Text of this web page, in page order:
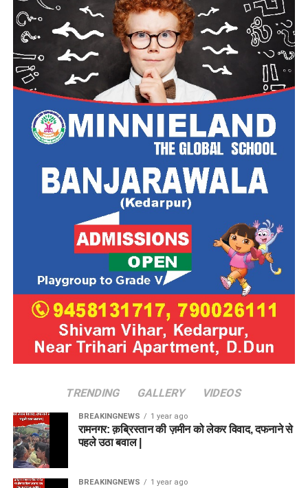
TRENDING GALLERY VIDEOS
BREAKINGNEWS 1 year ago
रामनगर: क़ब्रिस्तान की ज़मीन को लेकर विवाद, दफनाने से
पहले उठा बवाल |
BREAKINGNEWS 1 year ago